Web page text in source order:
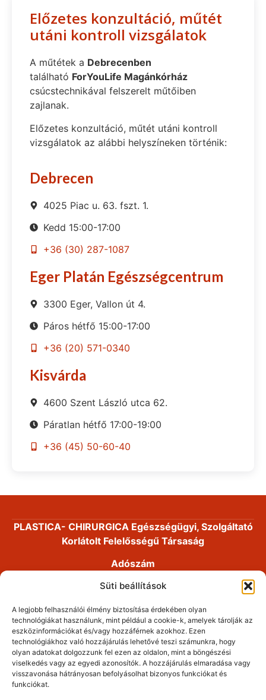
Süti beállítások
A legjobb felhasználói élmény biztosítása érdekében olyan
technológiákat használunk, mint például a cookie-k, amelyek tárolják az
eszközinformációkat és/vagy hozzáférnek azokhoz. Ezen
technológiákhoz való hozzájárulás lehetővé teszi számunkra, hogy
olyan adatokat dolgozzunk fel ezen az oldalon, mint a böngészési
viselkedés vagy az egyedi azonosítók. A hozzájárulás elmaradása vagy
visszavonása hátrányosan befolyásolhat bizonyos funkciókat és
funkciókat.
Előzetes konzultáció, műtét
utáni kontroll vizsgálatok
A műtétek a Debrecenben
található ForYouLife Magánkórház
csúcstechnikával felszerelt műtőiben
zajlanak.
Előzetes konzultáció, műtét utáni kontroll
vizsgálatok az alábbi helyszíneken történik:
Debrecen
4025 Piac u. 63. fszt. 1.
Kedd 15:00-17:00
+36 (30) 287-1087
Eger Platán Egészségcentrum
3300 Eger, Vallon út 4.
Páros hétfő 15:00-17:00
+36 (20) 571-0340
Kisvárda
4600 Szent László utca 62.
Páratlan hétfő 17:00-19:00
+36 (45) 50-60-40
PLASTICA- CHIRURGICA Egészségügyi, Szolgáltató
Korlátolt Felelősségű Társaság
Adószám
01-09-893053
Alapítás dátuma
2008. 03. 25.
Dr. Fábián Zsolt plasztikai sebészet. Minden jog